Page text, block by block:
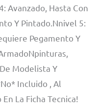
Avanzado, Hasta Con
Y Pintado.Nnivel 5:
Pegamento Y
Modelista Y
Incluido , Al
La Ficha Tecnica!